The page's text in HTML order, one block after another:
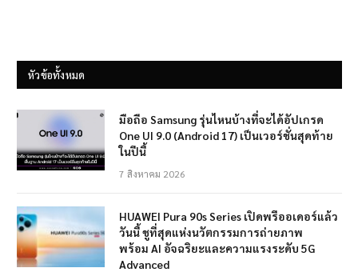
หัวข้อทั้งหมด
มือถือ Samsung รุ่นไหนบ้างที่จะได้อัปเกรด
One UI 9.0 (Android 17) เป็นเวอร์ชั่นสุดท้าย
ในปีนี้
7 สิงหาคม 2026
HUAWEI Pura 90s Series เปิดพรีออเดอร์แล้ว
วันนี้ ชูที่สุดแห่งนวัตกรรมการถ่ายภาพ
พร้อม AI อัจฉริยะและความแรงระดับ 5G
Advanced